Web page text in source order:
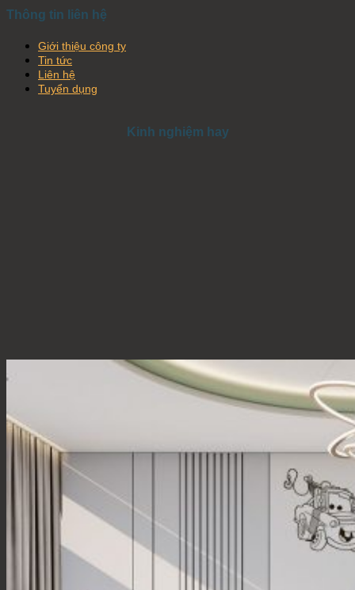
Thông tin liên hệ
Giới thiệu công ty
Tin tức
Liên hệ
Tuyển dụng
Kinh nghiệm hay